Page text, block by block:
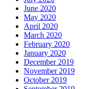
June 2020
May 2020
April 2020
March 2020
February 2020
January 2020
December 2019
November 2019
October 2019